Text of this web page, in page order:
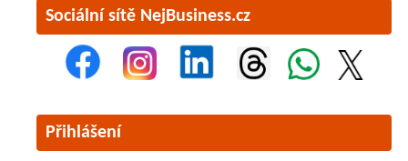
Sociální sítě NejBusiness.cz
Přihlášení